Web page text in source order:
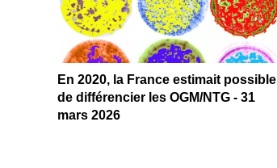
En 2020, la France estimait possible
de différencier les OGM/NTG - 31
mars 2026